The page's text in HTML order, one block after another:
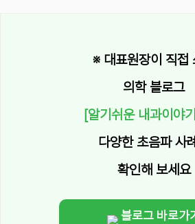
※ 대표원장이 직접
의학 블로그
[알기쉬운 내과이야
다양한 초음파 사
확인해 보세요
블로그 바로가